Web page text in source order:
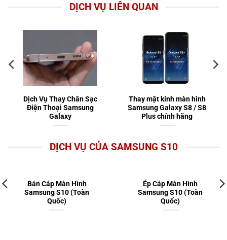
DỊCH VỤ LIÊN QUAN
Dịch Vụ Thay Chân Sạc
Điện Thoại Samsung
Galaxy
Thay mặt kính màn hình
Samsung Galaxy S8 / S8
Plus chính hãng
DỊCH VỤ CỦA SAMSUNG S10
Bán Cáp Màn Hình
Samsung S10 (Toàn
Quốc)
Ép Cáp Màn Hình
Samsung S10 (Toàn
Quốc)